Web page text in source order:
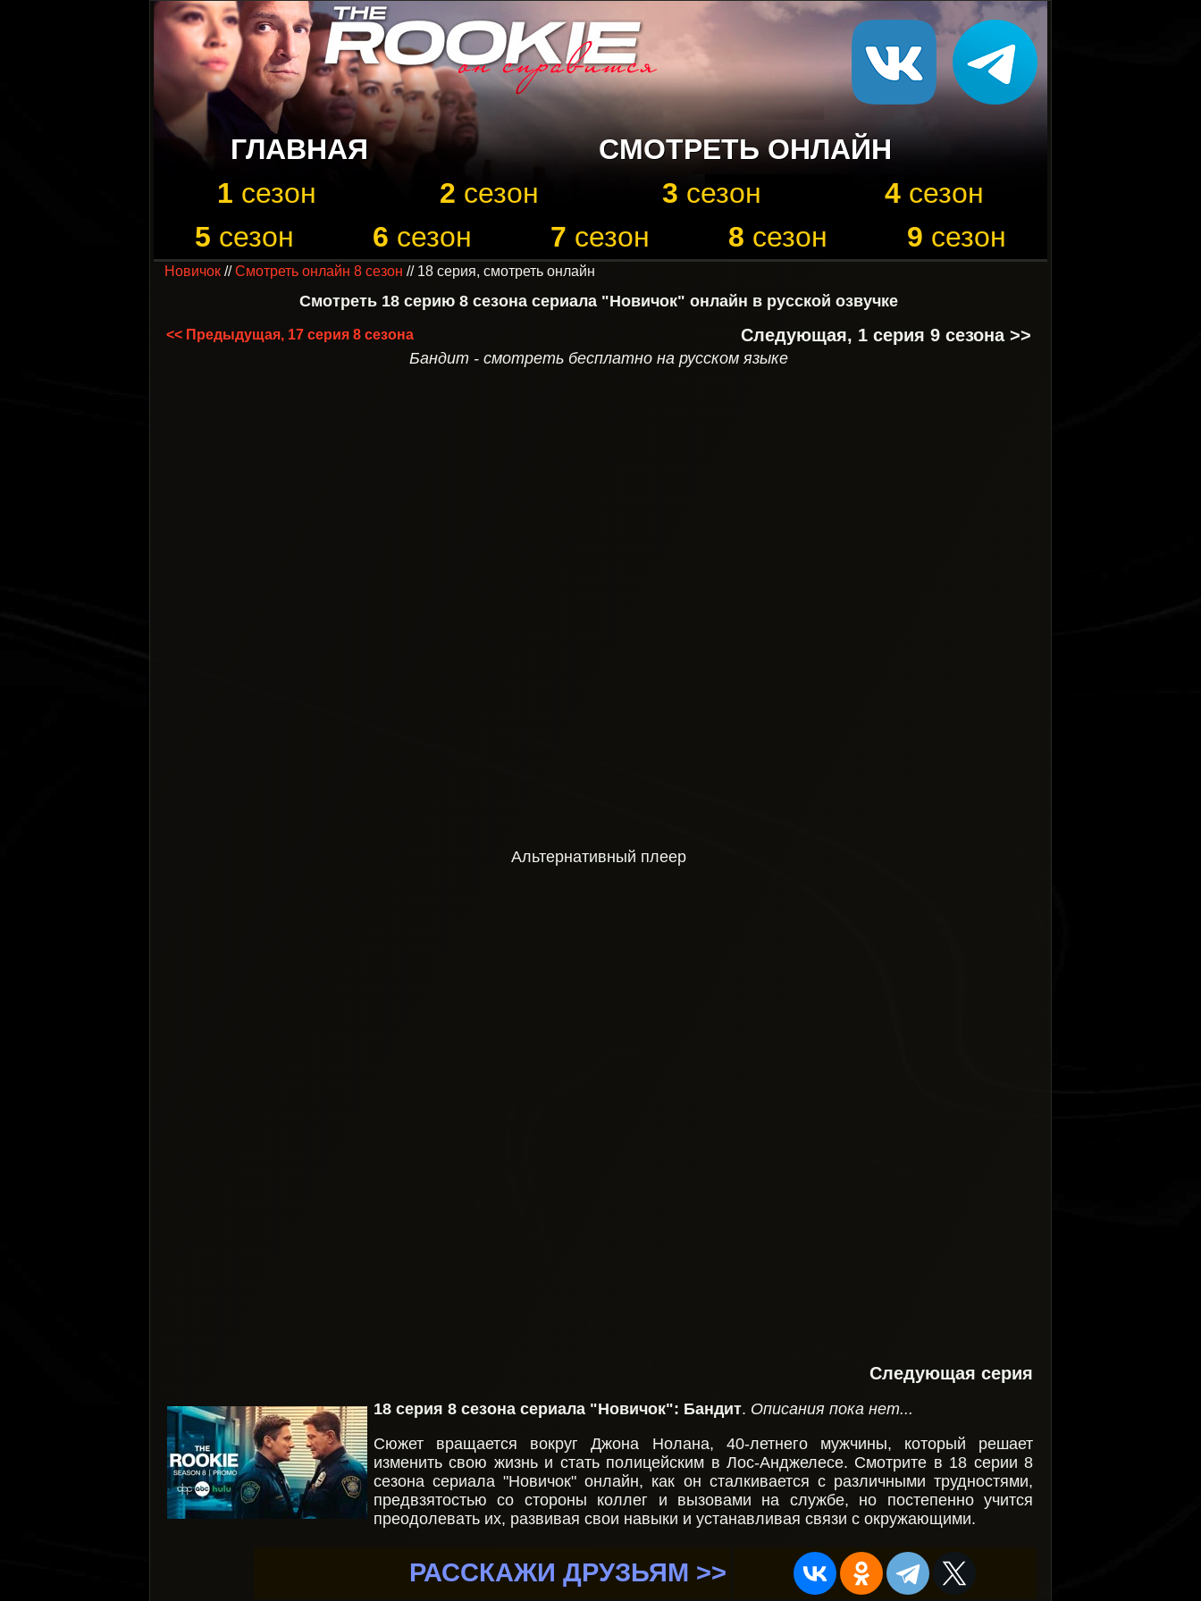
ГЛАВНАЯ
СМОТРЕТЬ ОНЛАЙН
1 сезон 2 сезон 3 сезон 4 сезон
5 сезон 6 сезон 7 сезон 8 сезон 9 сезон
Новичок //Смотреть онлайн 8 сезон // 18 серия, смотреть онлайн
Смотреть 18 серию 8 сезона сериала "Новичок" онлайн в русской озвучке
<< Предыдущая, 17 серия 8 сезона Следующая, 1 серия 9 сезона >>
Бандит - смотреть бесплатно на русском языке
Альтернативный плеер
Следующая серия
18 серия 8 сезона сериала "Новичок": Бандит. Описания пока нет...
Сюжет вращается вокруг Джона Нолана, 40-летнего мужчины, который решает
изменить свою жизнь и стать полицейским в Лос-Анджелесе. Смотрите в 18 серии 8
сезона сериала "Новичок" онлайн, как он сталкивается с различными трудностями,
предвзятостью со стороны коллег и вызовами на службе, но постепенно учится
преодолевать их, развивая свои навыки и устанавливая связи с окружающими.
РАССКАЖИ ДРУЗЬЯМ >>